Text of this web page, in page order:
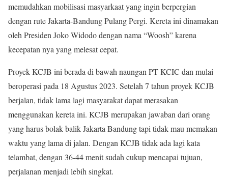
memudahkan mobilisasi masyarkaat yang ingin berpergian
dengan rute Jakarta-Bandung Pulang Pergi. Kereta ini dinamakan
oleh Presiden Joko Widodo dengan nama “Woosh” karena
kecepatan nya yang melesat cepat.
Proyek KCJB ini berada di bawah naungan PT KCIC dan mulai
beroperasi pada 18 Agustus 2023. Setelah 7 tahun proyek KCJB
berjalan, tidak lama lagi masyarakat dapat merasakan
menggunakan kereta ini. KCJB merupakan jawaban dari orang
yang harus bolak balik Jakarta Bandung tapi tidak mau memakan
waktu yang lama di jalan. Dengan KCJB tidak ada lagi kata
telambat, dengan 36-44 menit sudah cukup mencapai tujuan,
perjalanan menjadi lebih singkat.